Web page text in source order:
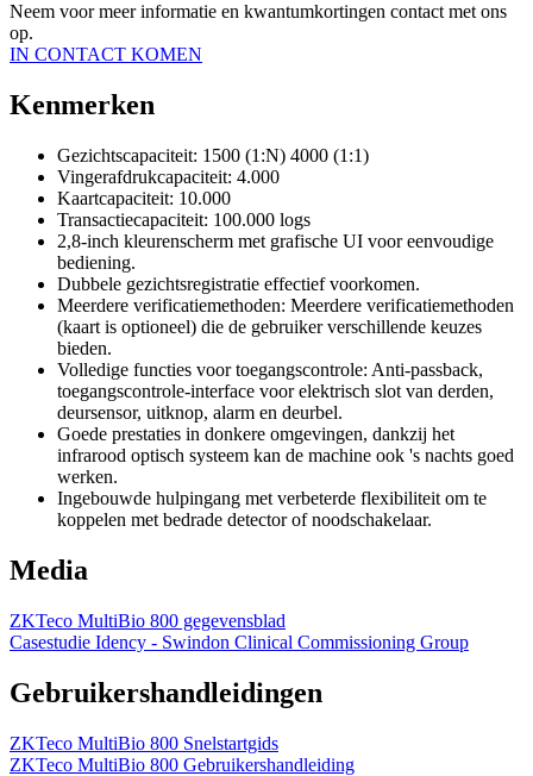
Neem voor meer informatie en kwantumkortingen contact met ons
op.
IN CONTACT KOMEN
Kenmerken
Gezichtscapaciteit: 1500 (1:N) 4000 (1:1)
Vingerafdrukcapaciteit: 4.000
Kaartcapaciteit: 10.000
Transactiecapaciteit: 100.000 logs
2,8-inch kleurenscherm met grafische UI voor eenvoudige
bediening.
Dubbele gezichtsregistratie effectief voorkomen.
Meerdere verificatiemethoden: Meerdere verificatiemethoden
(kaart is optioneel) die de gebruiker verschillende keuzes
bieden.
Volledige functies voor toegangscontrole: Anti-passback,
toegangscontrole-interface voor elektrisch slot van derden,
deursensor, uitknop, alarm en deurbel.
Goede prestaties in donkere omgevingen, dankzij het
infrarood optisch systeem kan de machine ook 's nachts goed
werken.
Ingebouwde hulpingang met verbeterde flexibiliteit om te
koppelen met bedrade detector of noodschakelaar.
Media
ZKTeco MultiBio 800 gegevensblad
Casestudie Idency - Swindon Clinical Commissioning Group
Gebruikershandleidingen
ZKTeco MultiBio 800 Snelstartgids
ZKTeco MultiBio 800 Gebruikershandleiding